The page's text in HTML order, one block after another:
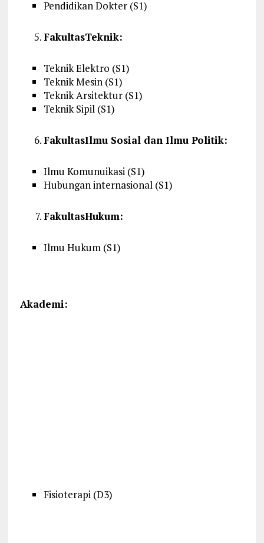
Pendidikan Dokter (S1)
FakultasTeknik:
TeknikElektro (S1)
TeknikMesin (S1)
Teknik Arsitektur (S1)
Teknik Sipil (S1)
FakultasIlmu Sosial dan Ilmu Politik:
Ilmu Komunuikasi (S1)
Hubungan internasional (S1)
FakultasHukum:
Ilmu Hukum (S1)
Akademi:
Fisioterapi (D3)